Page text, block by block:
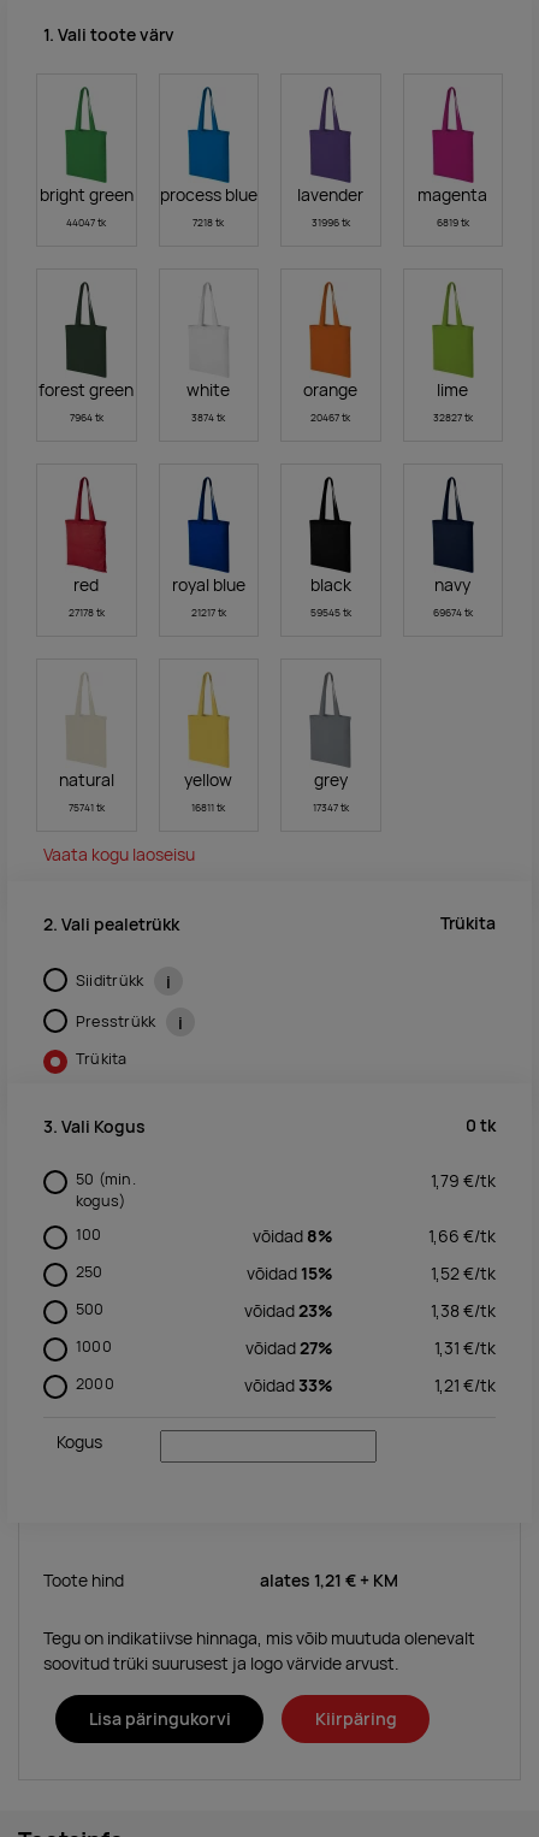
1. Vali toote värv
bright green
44047 tk
process blue
7218 tk
lavender
31996 tk
magenta
6819 tk
forest green
7964 tk
white
3874 tk
orange
20467 tk
lime
32827 tk
red
27178 tk
royal blue
21217 tk
black
59545 tk
navy
69674 tk
natural
75741 tk
yellow
16811 tk
grey
17347 tk
Vaata kogu laoseisu
2. Vali pealetrükk Trükita
Siiditrükk i
Presstrükk i
Trükita
3. Vali Kogus 0 tk
50 (min.
kogus)
1,79 €/tk
100 võidad 8% 1,66 €/tk
250 võidad 15% 1,52€/tk
500 võidad23% 1,38€/tk
1000 võidad27% 1,31 €/tk
2000 võidad 33% 1,21 €/tk
Kogus
Toote hind alates 1,21 € + KM
Tegu on indikatiivse hinnaga, mis võib muutuda olenevalt
soovitud trüki suurusest ja logo värvide arvust.
Lisa päringukorvi Kiirpäring